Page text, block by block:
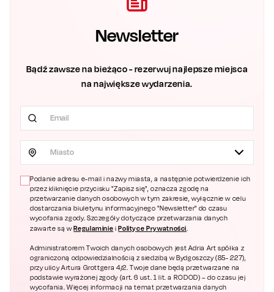
Newsletter
Bądź zawsze na bieżąco - rezerwuj najlepsze miejsca
na największe wydarzenia.
Miasto
Podanie adresu e-mail i nazwy miasta, a następnie potwierdzenie ich
przez kliknięcie przycisku "Zapisz się", oznacza zgodę na
przetwarzanie danych osobowych w tym zakresie, wyłącznie w celu
dostarczania biuletynu informacyjnego "Newsletter" do czasu
wycofania zgody. Szczegóły dotyczące przetwarzania danych
zawarte są wRegulaminie iPolityce Prywatności.
Administratorem Twoich danych osobowych jest Adria Art spółka z
ograniczoną odpowiedzialnością z siedzibą w Bydgoszczy (85- 227),
przy ulicy Artura Grottgera 4/2. Twoje dane będą przetwarzane na
podstawie wyrażonej zgody (art. 6 ust. 1 lit. a RODOD) – do czasu jej
wycofania. Więcej informacji na temat przetwarzania danych